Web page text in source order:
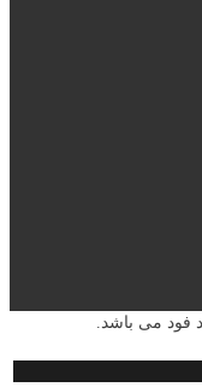
فود می باشد.